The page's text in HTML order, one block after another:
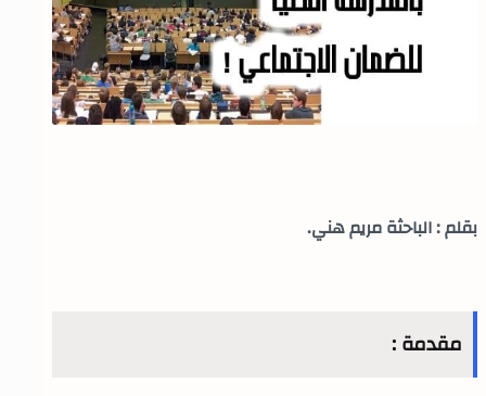
بقلم : الباحثة مريم هني.
مقدمة :